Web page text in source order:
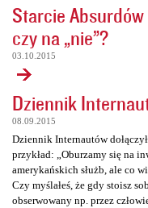
Starcie
czy na „nie”?
03.10.2015
Dziennik
08.09.2015
Dziennik Internautów
przykład: „Oburzamy się na
amerykańskich służb, ale co
Czy myślałeś, że gdy stoisz
obserwowany np. przez